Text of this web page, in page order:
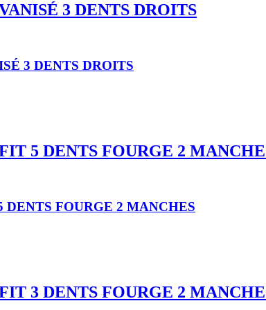
3 DENTS DROITS
3 DENTS DROITS
5 DENTS FOURGE 2
FOURGE 2 MANCHES
3 DENTS FOURGE 2